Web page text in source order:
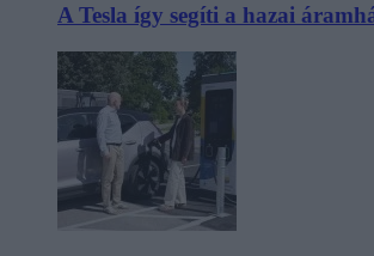
A Tesla így segíti a hazai